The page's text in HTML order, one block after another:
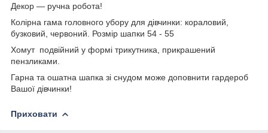
Декор — ручна робота!
Колірна гама головного убору для дівчинки: кораловий,
бузковий, червоний. Розмір шапки 54 - 55
Хомут подвійний у формі трикутника, прикрашений
пензликами.
Гарна та ошатна шапка зі снудом може доповнити гардероб
Вашої дівчинки!
Приховати